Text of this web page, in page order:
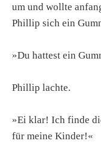
um und wollte
Phillip sich ein
»Du hattest ein
Phillip lachte.
»Ei klar! Ich finde
für meine Kinder!«